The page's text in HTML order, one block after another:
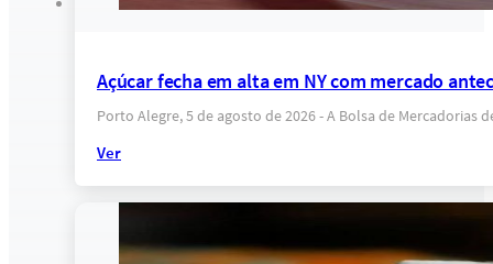
Açúcar fecha em alta em NY com mercado
Porto Alegre, 5 de agosto de 2026 - A Bolsa de Mercadorias
Ver